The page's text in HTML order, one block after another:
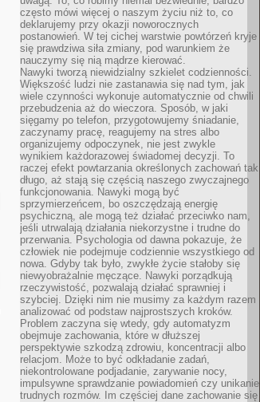
często mówi więcej o naszym życiu niż to, co
deklarujemy przy okazji noworocznych
postanowień. W tej cichej warstwie powtórzeń kryje
się prawdziwa siła zmiany, pod warunkiem że
nauczymy się nią mądrze kierować.
Nawyki tworzą niewidzialny szkielet codzienności.
Większość ludzi nie zastanawia się nad tym, jak
wiele czynności wykonuje automatycznie od chwili
przebudzenia aż do wieczora. Sposób, w jaki
sięgamy po telefon, przygotowujemy śniadanie,
zaczynamy pracę, reagujemy na stres albo
organizujemy odpoczynek, nie jest zwykle
wynikiem każdorazowej świadomej decyzji. To
raczej efekt powtarzania określonych zachowań tak
długo, aż stają się częścią naszego zwyczajnego
funkcjonowania. Nawyki mogą być
sprzymierzeńcem, bo oszczędzają energię
psychiczną, ale mogą też działać przeciwko nam,
jeśli utrwalają działania niekorzystne i trudne do
przerwania. Psychologia od dawna pokazuje, że
człowiek nie podejmuje codziennie wszystkiego od
nowa. Gdyby tak było, zwykłe życie stałoby się
niewyobrażalnie męczące. Nawyki porządkują
rzeczywistość, pozwalają działać sprawniej i
szybciej. Dzięki nim nie musimy za każdym razem
analizować od podstaw najprostszych kroków.
Problem zaczyna się wtedy, gdy automatyzm
obejmuje zachowania, które w dłuższej
perspektywie szkodzą zdrowiu, koncentracji albo
relacjom. Może to być odkładanie zadań,
niekontrolowane podjadanie, zarywanie nocy,
impulsywne sprawdzanie powiadomień czy unikanie
trudnych rozmów. Im częściej dane zachowanie się